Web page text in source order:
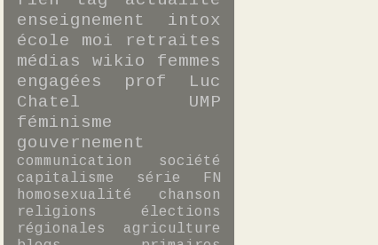
enseignement
intox
école
moi
retraites
médias
wikio
femmes
engagées
prof
Luc
Chatel
UMP
féminisme
gouvernement
communication
société
capitalisme
série
FN
homosexualité
chanson
religions
élections
régionales
agriculture